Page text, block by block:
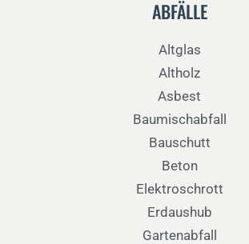
ABFÄLLE
Altglas
Altholz
Asbest
Baumischabfall
Bauschutt
Beton
Elektroschrott
Erdaushub
Gartenabfall